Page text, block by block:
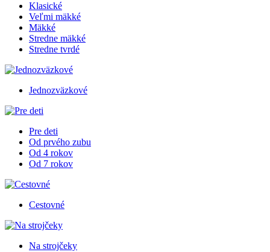
Klasické
Veľmi mäkké
Mäkké
Stredne mäkké
Stredne tvrdé
Jednozväzkové
Pre deti
Od prvého zubu
Od 4 rokov
Od 7 rokov
Cestovné
Na strojčeky